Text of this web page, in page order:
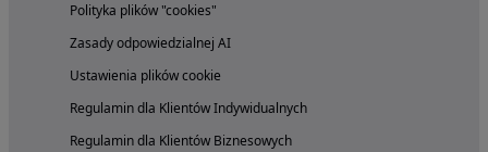
Polityka plików "cookies"
Zasady odpowiedzialnej AI
Ustawienia plików cookie
Regulamin dla Klientów Indywidualnych
Regulamin dla Klientów Biznesowych